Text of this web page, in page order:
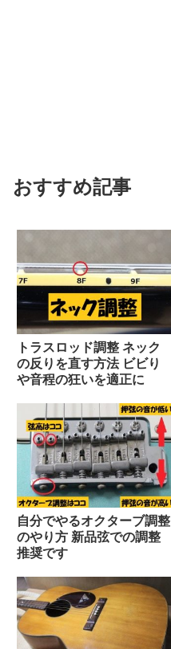
おすすめ記事
トラスロッド調整 ネック
の反りを直す方法 ビビり
や音程の狂いを適正に
自分でやるオクターブ調整
のやり方 新品弦での調整
推奨です